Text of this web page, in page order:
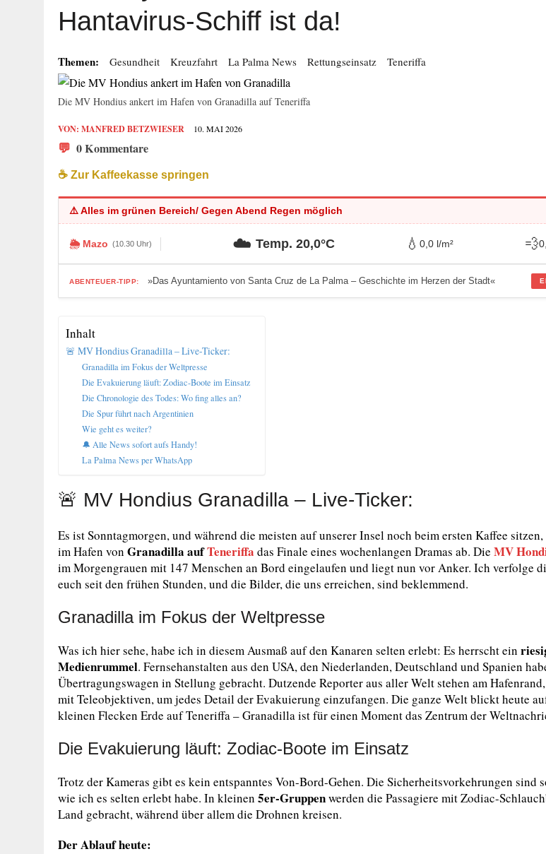
Hantavirus-Schiff ist da!
Themen: Gesundheit Kreuzfahrt La Palma News Rettungseinsatz Teneriffa
Die MV Hondius ankert im Hafen von Granadilla auf Teneriffa
VON: MANFRED BETZWIESER 10. MAI 2026
💬 0 Kommentare
☕️ Zur Kaffeekasse springen
⚠️ Alles im grünen Bereich/ Gegen Abend Regen möglich
🌦️ Mazo (10.30 Uhr) ☁️ Temp. 20,0°C 💧0,0 l/m² 💨
ABENTEUER-TIPP: »Das Ayuntamiento von Santa Cruz de La Palma – Geschichte im Herzen der Stadt«
Inhalt
🚨 MV Hondius Granadilla – Live-Ticker:
Granadilla im Fokus der Weltpresse
Die Evakuierung läuft: Zodiac-Boote im Einsatz
Die Chronologie des Todes: Wo fing alles an?
Die Spur führt nach Argentinien
Wie geht es weiter?
🔔 Alle News sofort aufs Handy!
La Palma News per WhatsApp
🚨 MV Hondius Granadilla – Live-Ticker:
Es ist Sonntagmorgen, und während die meisten auf unserer Insel noch beim ersten Kaffee
im Hafen von Granadilla aufTeneriffa das Finale eines wochenlangen Dramas ab. Die MV
im Morgengrauen mit 147 Menschen an Bord eingelaufen und liegt nun vor Anker. Ich verfolge
euch seit den frühen Stunden, und die Bilder, die uns erreichen, sind beklemmend.
Granadilla im Fokus der Weltpresse
Was ich hier sehe, habe ich in diesem Ausmaß auf den Kanaren selten erlebt: Es herrscht ein
Medienrummel. Fernsehanstalten aus den USA, den Niederlanden, Deutschland und Spanien
Übertragungswagen in Stellung gebracht. Dutzende Reporter aus aller Welt stehen am
mit Teleobjektiven, um jedes Detail der Evakuierung einzufangen. Die ganze Welt blickt heute
kleinen Flecken Erde auf Teneriffa – Granadilla ist für einen Moment das Zentrum der
Die Evakuierung läuft: Zodiac-Boote im Einsatz
Trotz der Kameras gibt es kein entspanntes Von-Bord-Gehen. Die Sicherheitsvorkehrungen sind
wie ich es selten erlebt habe. In kleinen 5er-Gruppenwerden die Passagiere mit Zodiac-
Land gebracht, während über allem die Drohnen kreisen.
Der Ablauf heute: